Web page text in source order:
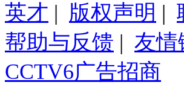
英才 | 版权声明 |
帮助与反馈 | 友情
CCTV6广告招商